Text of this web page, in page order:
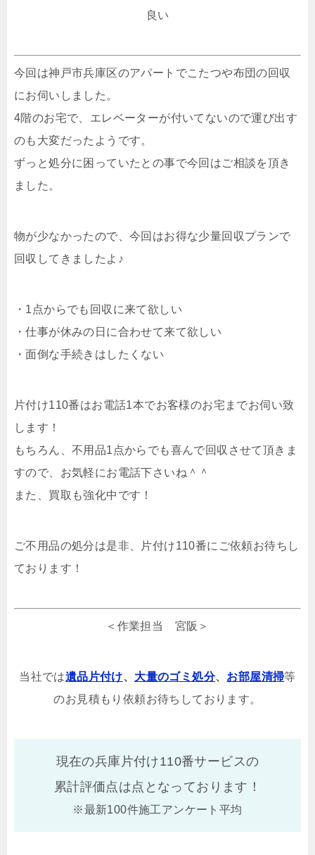
良い
今回は神戸市兵庫区のアパートでこたつや布団の回収
にお伺いしました。
4階のお宅で、エレベーターが付いてないので運び出す
のも大変だったようです。
ずっと処分に困っていたとの事で今回はご相談を頂き
ました。
物が少なかったので、今回はお得な少量回収プランで
回収してきましたよ♪
・1点からでも回収に来て欲しい
・仕事が休みの日に合わせて来て欲しい
・面倒な手続きはしたくない
片付け110番はお電話1本でお客様のお宅までお伺い致
します！
もちろん、不用品1点からでも喜んで回収させて頂きま
すので、お気軽にお電話下さいね＾＾
また、買取も強化中です！
ご不用品の処分は是非、片付け110番にご依頼お待ちし
ております！
＜作業担当 宮阪＞
当社では遺品片付け、 大量のゴミ処分、 お部屋清掃等
のお見積もり依頼お待ちしております。
現在の兵庫片付け110番サービスの
累計評価点は点となっております！
※最新100件施工アンケート平均